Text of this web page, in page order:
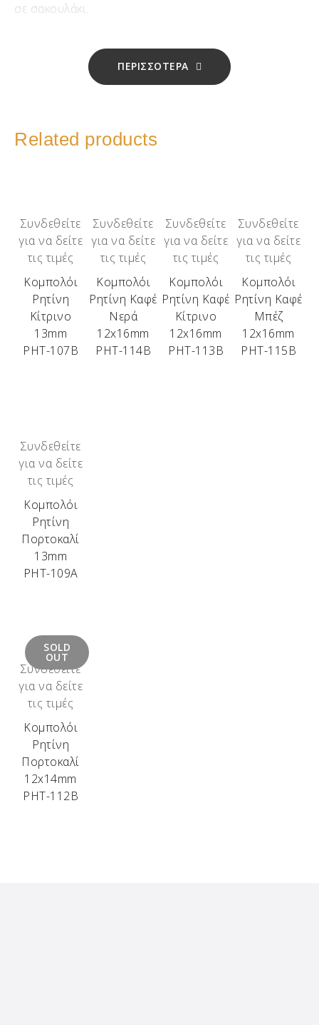
σε σακουλάκι.
ΠΕΡΙΣΣΟΤΕΡΑ
Related products
Συνδεθείτε
για να δείτε
τις τιμές
Κομπολόι
Ρητίνη
Κίτρινο
13mm
ΡΗΤ-107Β
Συνδεθείτε
για να δείτε
τις τιμές
Κομπολόι
Ρητίνη Καφέ
Νερά
12x16mm
ΡΗΤ-114Β
Συνδεθείτε
για να δείτε
τις τιμές
Κομπολόι
Ρητίνη Καφέ
Κίτρινο
12x16mm
ΡΗΤ-113Β
Συνδεθείτε
για να δείτε
τις τιμές
Κομπολόι
Ρητίνη Καφέ
Μπέζ
12x16mm
ΡΗΤ-115Β
Συνδεθείτε
για να δείτε
τις τιμές
Κομπολόι
Ρητίνη
Πορτοκαλί
13mm
ΡΗΤ-109Α
SOLD
OUT
Συνδεθείτε
για να δείτε
τις τιμές
Κομπολόι
Ρητίνη
Πορτοκαλί
12x14mm
ΡΗΤ-112Β